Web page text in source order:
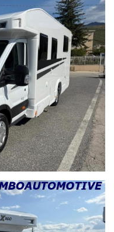
FAR VISIONARE
DI FIDUCIA
IN CASO DI
1000 EURO ANCHE IN